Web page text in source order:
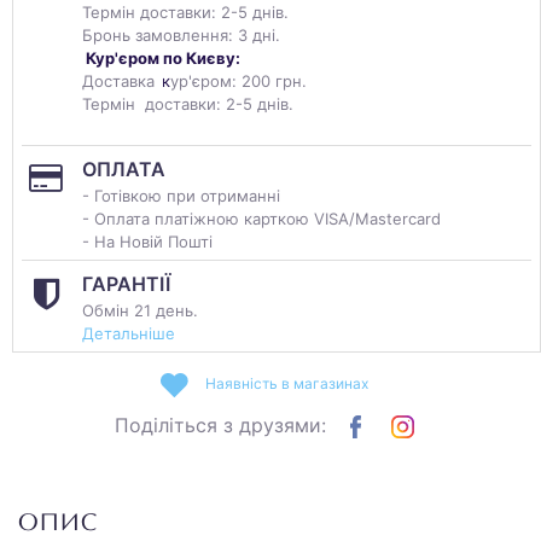
Термін доставки: 2-5 днів.
Бронь замовлення: 3 дні.
Кур'єром по Києву:
Доставка кур'єром: 200 грн.
Термін доставки: 2-5 днів.
ОПЛАТА
- Готівкою при отриманні
- Оплата платіжною карткою VISA/Mastercard
- На Новій Пошті
ГАРАНТІЇ
Обмін 21 день.
Детальніше
Наявність в магазинах
Поділіться з друзями:
ОПИС